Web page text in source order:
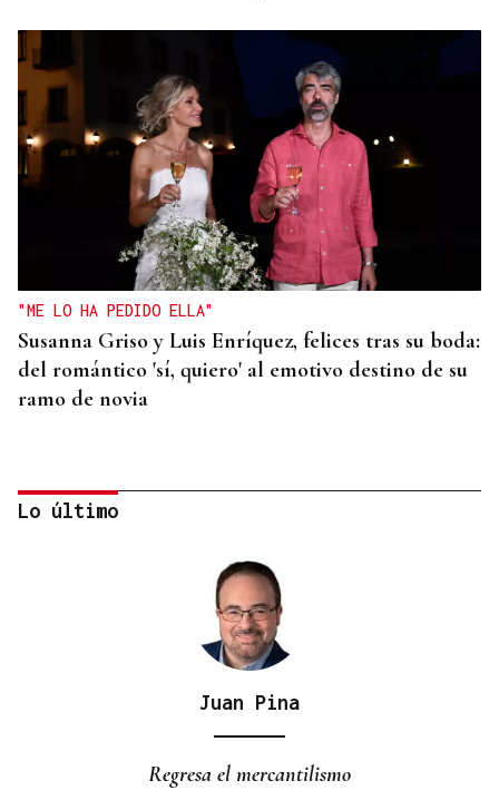
"ME LO HA PEDIDO ELLA"
Susanna Griso y Luis Enríquez, felices tras su boda:
del romántico 'sí, quiero' al emotivo destino de su
ramo de novia
Ourense en la final del Mundial?
Lo último
Juan Pina
Regresa el mercantilismo